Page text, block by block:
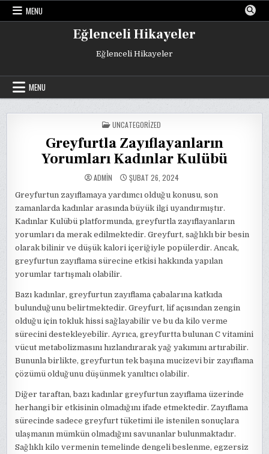
Skip
MENU
Eğlenceli Hikayeler
Eğlenceli Hikayeler
MENU
POSTED
IN
UNCATEGORIZED
Greyfurtla Zayıflayanların
Yorumları Kadınlar Kulübü
ADMIN ŞUBAT 26, 2024
Greyfurtun zayıflamaya yardımcı olduğu konusu, son
zamanlarda kadınlar arasında büyük ilgi uyandırmıştır.
Kadınlar Kulübü platformunda, greyfurtla zayıflayanların
yorumları da merak edilmektedir. Greyfurt, sağlıklı bir besin
olarak bilinir ve düşük kalori içeriğiyle popülerdir. Ancak,
greyfurtun zayıflama sürecine etkisi hakkında yapılan
yorumlar tartışmalı olabilir.
Bazı kadınlar, greyfurtun zayıflama çabalarına katkıda
bulunduğunu belirtmektedir. Greyfurt, lif açısından zengin
olduğu için tokluk hissi sağlayabilir ve bu da kilo verme
sürecini destekleyebilir. Ayrıca, greyfurtta bulunan C vitamini
vücut metabolizmasını hızlandırarak yağ yakımını artırabilir.
Bununla birlikte, greyfurtun tek başına mucizevi bir zayıflama
çözümü olduğunu düşünmek yanıltıcı olabilir.
Diğer taraftan, bazı kadınlar greyfurtun zayıflama üzerinde
herhangi bir etkisinin olmadığını ifade etmektedir. Zayıflama
sürecinde sadece greyfurt tüketimi ile istenilen sonuçlara
ulaşmanın mümkün olmadığını savunanlar bulunmaktadır.
Sağlıklı kilo vermenin temelinde dengeli beslenme, egzersiz